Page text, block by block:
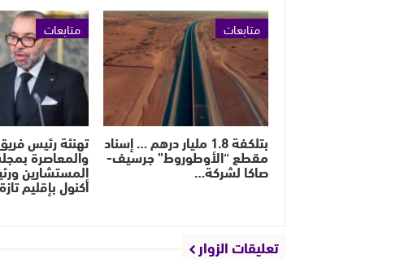
متابعات
بتلكفة 1.8 مليار درهم … إسناد
مقطع “الأوطوروط” جرسيف-
صاكا لشركة…
متابعات
تهنئة رئيس
والمعاصرة
المستشارين
أكنول بإقليم
تعليقات الزوار